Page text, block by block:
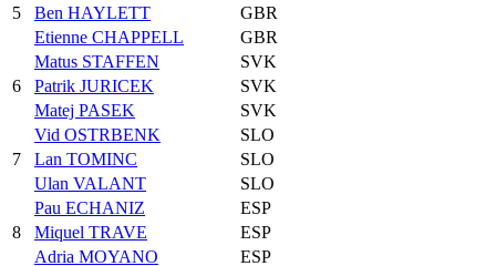
5
Ben HAYLETT
GBR
Etienne CHAPPELL
GBR
6
Matus STAFFEN
SVK
Patrik JURICEK
SVK
Matej PASEK
SVK
7
Vid OSTRBENK
SLO
Lan TOMINC
SLO
Ulan VALANT
SLO
8
Pau ECHANIZ
ESP
Miquel TRAVE
ESP
Adria MOYANO
ESP